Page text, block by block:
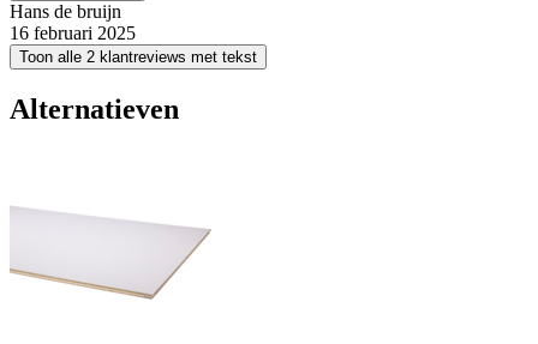
Hans de bruijn
16 februari 2025
Toon alle 2 klantreviews met tekst
Alternatieven